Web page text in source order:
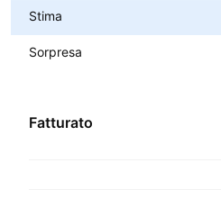
Stima
Sorpresa
Fatturato